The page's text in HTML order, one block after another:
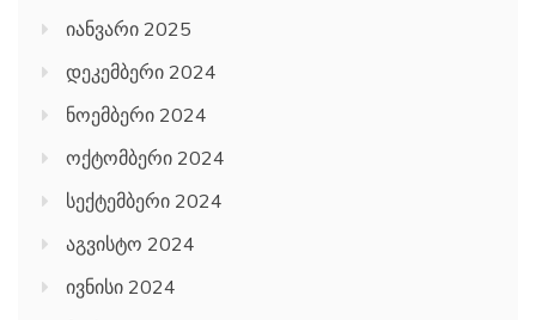
იანვარი 2025
დეკემბერი 2024
ნოემბერი 2024
ოქტომბერი 2024
სექტემბერი 2024
აგვისტო 2024
ივნისი 2024